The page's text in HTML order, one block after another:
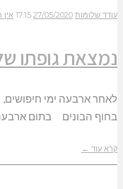
עודד שלומות 27/05/2020
17:15 אין
נמצאת גופתו
לאחר ארבעה ימי
בחוף הבונים בתום
קרא עוד ←